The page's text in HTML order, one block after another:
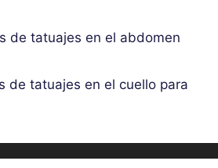
de tatuajes en el abdomen
de tatuajes en el cuello para